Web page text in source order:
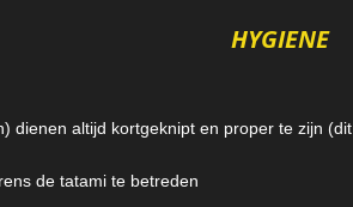
HYGIENE
dienen altijd kortgeknipt en proper te zijn
de tatami te betreden